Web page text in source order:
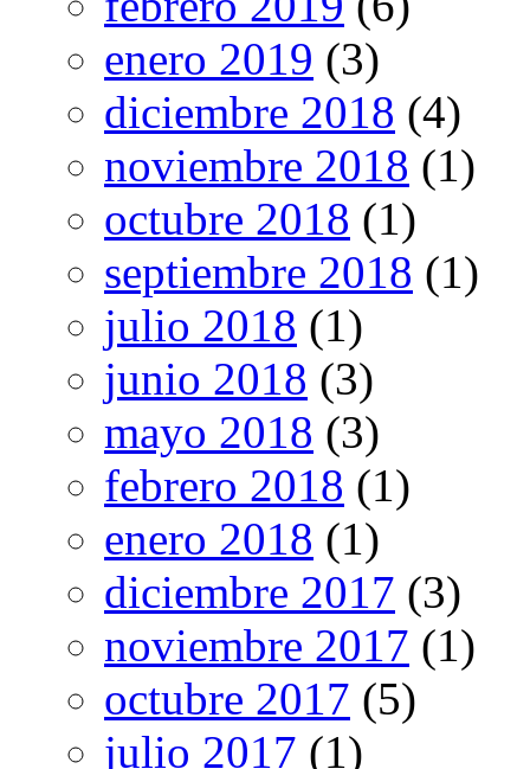
enero 2019 (3)
diciembre 2018 (4)
noviembre 2018 (1)
octubre 2018 (1)
septiembre 2018 (1)
julio 2018 (1)
junio 2018 (3)
mayo 2018 (3)
febrero 2018 (1)
enero 2018 (1)
diciembre 2017 (3)
noviembre 2017 (1)
octubre 2017 (5)
julio 2017 (1)